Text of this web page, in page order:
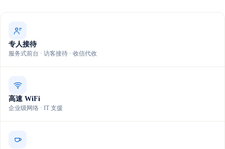
专人接待
服务式前台 · 访客接待 · 收信代收
高速 WiFi
企业级网络 · IT 支援